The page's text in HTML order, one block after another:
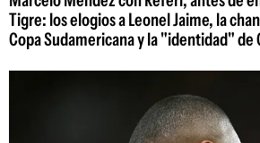
Tigre: los elogios a Leonel Jaime, la
Copa Sudamericana y la "identidad" de